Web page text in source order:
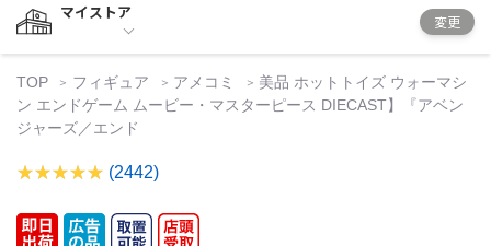
マイストア
変更
TOP フィギュア アメコミ
美品 ホットトイズ ウォーマシ
ン エンドゲーム ムービー・マスターピース DIECAST】『アベン
ジャーズ／エンド
(2442)